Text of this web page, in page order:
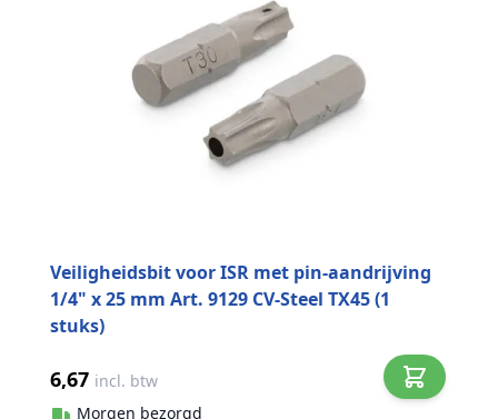
Veiligheidsbit voor ISR met pin-aandrijving
1/4" x 25 mm Art. 9129 CV-Steel TX45 (1
stuks)
6,67 incl. btw
Morgen bezorgd